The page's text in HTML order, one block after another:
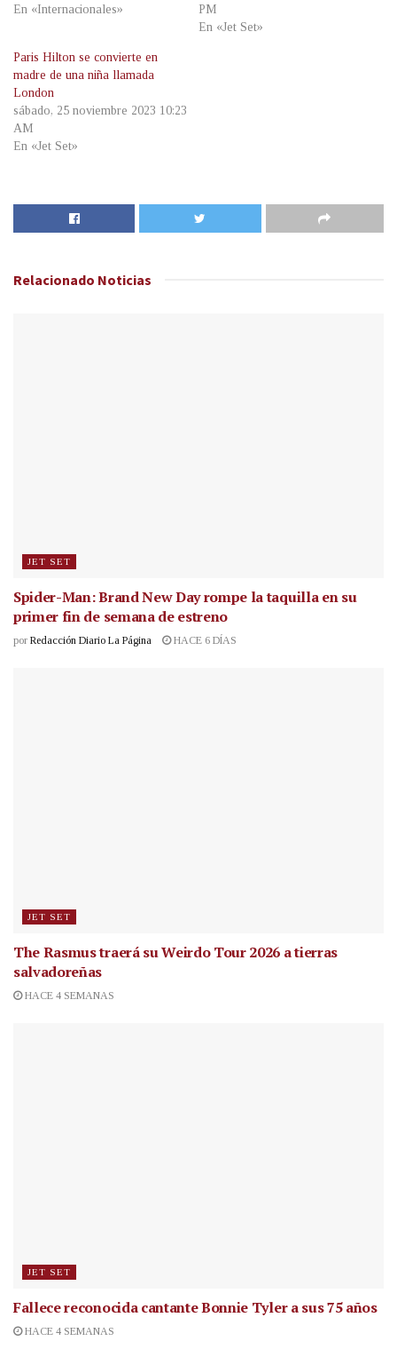
En «Internacionales»
PM
En «Jet Set»
Paris Hilton se convierte en
madre de una niña llamada
London
sábado, 25 noviembre 2023 10:23
AM
En «Jet Set»
Relacionado Noticias
JET SET
Spider-Man: Brand New Day rompe la taquilla en su
primer fin de semana de estreno
por Redacción Diario La Página HACE 6 DÍAS
JET SET
The Rasmus traerá su Weirdo Tour 2026 a tierras
salvadoreñas
HACE 4 SEMANAS
JET SET
Fallece reconocida cantanteBonnie Tyler a sus 75 años
HACE 4 SEMANAS